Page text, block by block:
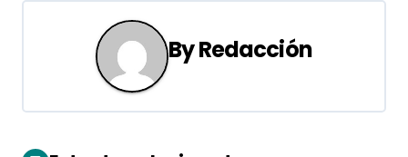
g
i
ByRedacción